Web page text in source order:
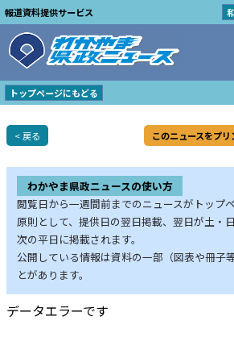
報道資料提供サービス
トップページにもどる
< 戻る このニュースをプ
わかやま県政ニュースの使い方
閲覧日から一週間前までのニュースがトップ
原則として、提供日の翌日掲載、翌日が土・
次の平日に掲載されます。
公開している情報は資料の一部（図表や冊子
とがあります。
データエラーです